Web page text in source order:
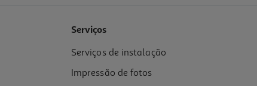
Serviços
Serviços de instalação
Impressão de fotos